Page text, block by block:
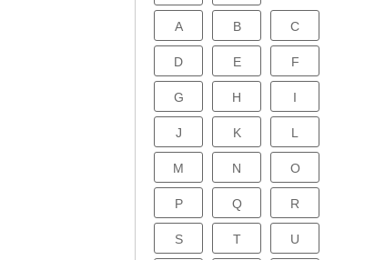
A B C
D E F
G H I
J K L
M N O
P Q R
S T U